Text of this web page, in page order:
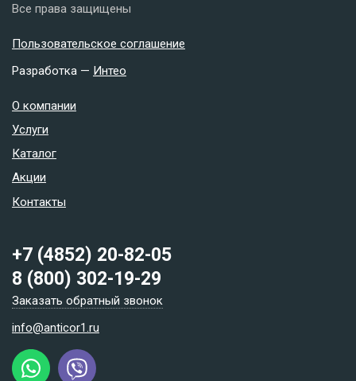
Все права защищены
Пользовательское соглашение
Разработка — Интео
О компании
Услуги
Каталог
Акции
Контакты
+7 (4852) 20-82-05
8 (800) 302-19-29
Заказать обратный звонок
info@anticor1.ru